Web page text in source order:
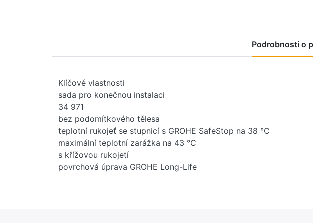
Podrobnosti o
Klíčové vlastnosti
sada pro konečnou instalaci
34 971
bez podomítkového tělesa
teplotní rukojeť se stupnicí s GROHE SafeStop na 38 °C
maximální teplotní zarážka na 43 °C
s křížovou rukojetí
povrchová úprava GROHE Long-Life